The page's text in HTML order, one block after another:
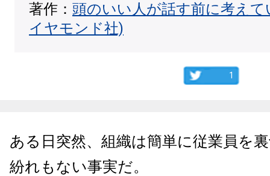
著作： 頭のいい人が話す前に考え
イヤモンド社)
1
ある日突然、組織は簡単に従業員を
紛れもない事実だ。